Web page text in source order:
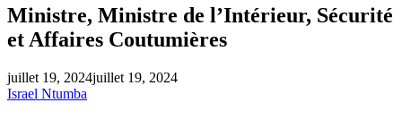
Ministre, Ministre de l’Intérieur, Sécurité
et Affaires Coutumières
juillet 19, 2024juillet 19, 2024
Israel Ntumba